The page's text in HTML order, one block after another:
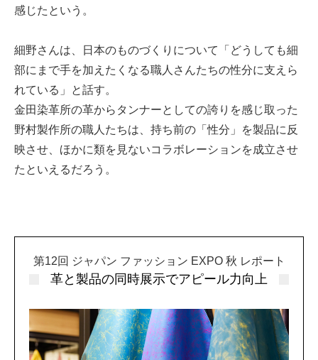
感じたという。
細野さんは、日本のものづくりについて「どうしても細
部にまで手を加えたくなる職人さんたちの性分に支えら
れている」と話す。
金田染革所の革からタンナーとしての誇りを感じ取った
野村製作所の職人たちは、持ち前の「性分」を製品に反
映させ、ほかに類を見ないコラボレーションを成立させ
たといえるだろう。
第12回 ジャパン ファッション EXPO 秋 レポート
革と製品の同時展示でアピール力向上